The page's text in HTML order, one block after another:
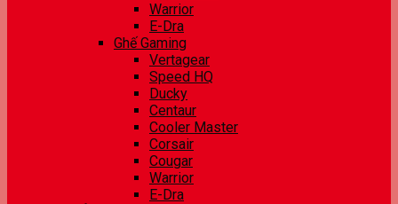
Warrior
E-Dra
Ghế Gaming
Vertagear
Speed HQ
Ducky
Centaur
Cooler Master
Corsair
Cougar
Warrior
E-Dra